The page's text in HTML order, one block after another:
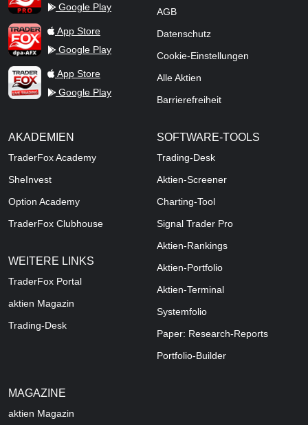
Google Play
TraderFox dpa-AFX ProFeed
App Store
Google Play
TraderFox Live Trading
App Store
Google Play
AGB
Datenschutz
Cookie-Einstellungen
Alle Aktien
Barrierefreiheit
AKADEMIEN
TraderFox Academy
SheInvest
Option Academy
TraderFox Clubhouse
WEITERE LINKS
TraderFox Portal
aktien Magazin
Trading-Desk
SOFTWARE-TOOLS
Trading-Desk
Aktien-Screener
Charting-Tool
Signal Trader Pro
Aktien-Rankings
Aktien-Portfolio
Aktien-Terminal
Systemfolio
Paper: Research-Reports
Portfolio-Builder
MAGAZINE
aktien Magazin